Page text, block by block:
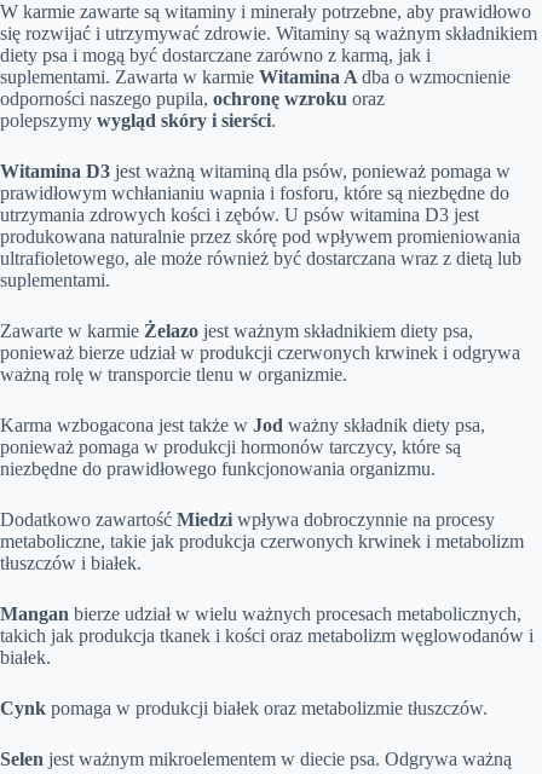
W karmie zawarte są witaminy i minerały potrzebne, aby prawidłowo
się rozwijać i utrzymywać zdrowie. Witaminy są ważnym składnikiem
diety psa i mogą być dostarczane zarówno z karmą, jak i
suplementami. Zawarta w karmie Witamina Adba o wzmocnienie
odporności naszego pupila, ochronę wzroku oraz
polepszymy wygląd skóry i sierści.
Witamina D3 jest ważną witaminą dla psów, ponieważ pomaga w
prawidłowym wchłanianiu wapnia i fosforu, które są niezbędne do
utrzymania zdrowych kości i zębów. U psów witamina D3 jest
produkowana naturalnie przez skórę pod wpływem promieniowania
ultrafioletowego, ale może również być dostarczana wraz z dietą lub
suplementami.
Zawarte w karmie Żelazo jest ważnym składnikiem diety psa,
ponieważ bierze udział w produkcji czerwonych krwinek i odgrywa
ważną rolę w transporcie tlenu w organizmie.
Karma wzbogacona jest także w Jod ważny składnik diety psa,
ponieważ pomaga w produkcji hormonów tarczycy, które są
niezbędne do prawidłowego funkcjonowania organizmu.
Dodatkowo zawartość Miedzi wpływa dobroczynnie na procesy
metaboliczne, takie jak produkcja czerwonych krwinek i metabolizm
tłuszczów i białek.
Mangan bierze udział w wielu ważnych procesach metabolicznych,
takich jak produkcja tkanek i kości oraz metabolizm węglowodanów i
białek.
Cynk pomaga w produkcji białek oraz metabolizmie tłuszczów.
Selen jest ważnym mikroelementem w diecie psa. Odgrywa ważną